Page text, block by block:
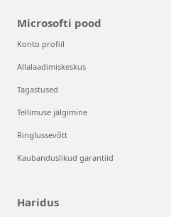
Microsofti pood
Konto profiil
Allalaadimiskeskus
Tagastused
Tellimuse jälgimine
Ringlussevõtt
Kaubanduslikud garantiid
Haridus